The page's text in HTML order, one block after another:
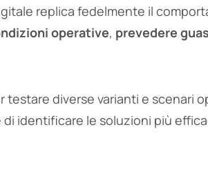
replica fedelmente il
operative, prevedere
diverse varianti e scenari
identificare le soluzioni più